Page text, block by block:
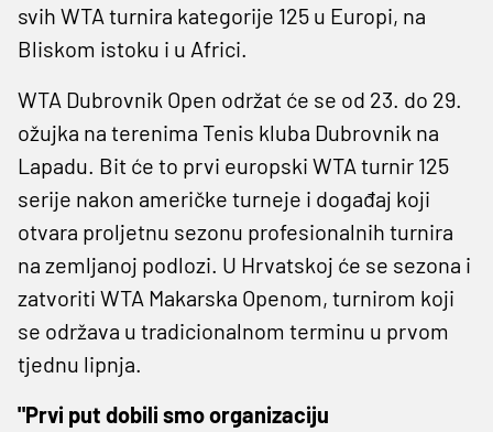
svih WTA turnira kategorije 125 u Europi, na
Bliskom istoku i u Africi.
WTA Dubrovnik Open održat će se od 23. do 29.
ožujka na terenima Tenis kluba Dubrovnik na
Lapadu. Bit će to prvi europski WTA turnir 125
serije nakon američke turneje i događaj koji
otvara proljetnu sezonu profesionalnih turnira
na zemljanoj podlozi. U Hrvatskoj će se sezona i
zatvoriti WTA Makarska Openom, turnirom koji
se održava u tradicionalnom terminu u prvom
tjednu lipnja.
"Prvi put dobili smo organizaciju